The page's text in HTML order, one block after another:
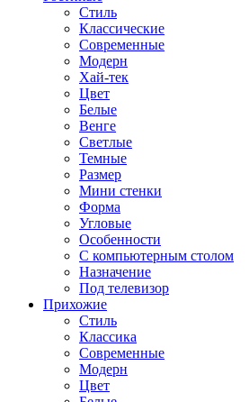
Стиль
Классические
Современные
Модерн
Хай-тек
Цвет
Белые
Венге
Светлые
Темные
Размер
Мини стенки
Форма
Угловые
Особенности
С компьютерным столом
Назначение
Под телевизор
Прихожие
Стиль
Классика
Современные
Модерн
Цвет